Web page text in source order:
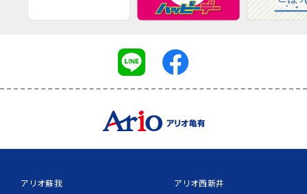
アリオ蘇我 アリオ西新井